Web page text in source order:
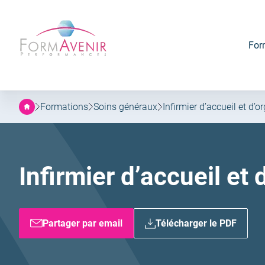
menu
principal
contenu
Formavenir
Performances
Formations Soins généraux Infirmier d’accueil et
Infirmier d’accueil et
Partager par email Télécharger le PDF